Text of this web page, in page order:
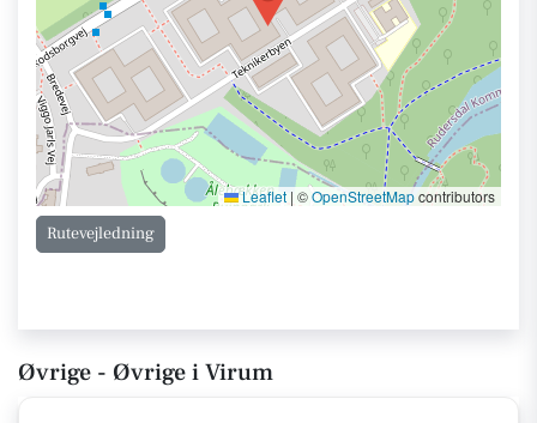
Leaflet | ©OpenStreetMapcontributors
Rutevejledning
Øvrige - Øvrige i Virum